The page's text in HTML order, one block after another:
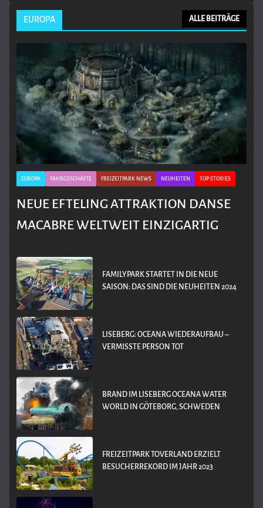
EUROPA ALLE BEITRÄGE
EUROPA FAHRGESCHÄFTE FREIZEITPARK NEWS NEUHEITEN TOP STORIES
NEUE EFTELING ATTRAKTION DANSE
MACABRE WELTWEIT EINZIGARTIG
FAMILYPARK STARTET IN DIE NEUE
SAISON: DAS SIND DIE NEUHEITEN 2024
LISEBERG: OCEANA WIEDERAUFBAU –
VERMISSTE PERSON TOT
BRAND IM LISEBERG OCEANA WATER
WORLD IN GÖTEBORG, SCHWEDEN
FREIZEITPARK TOVERLAND ERZIELT
BESUCHERREKORD IM JAHR 2023